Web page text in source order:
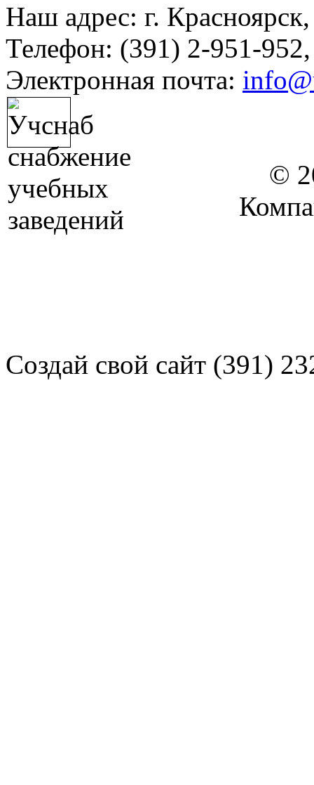
Наш адрес: г.
Телефон: (391) 2-951-
Электронная почта:
©
Создай свой сайт (391)